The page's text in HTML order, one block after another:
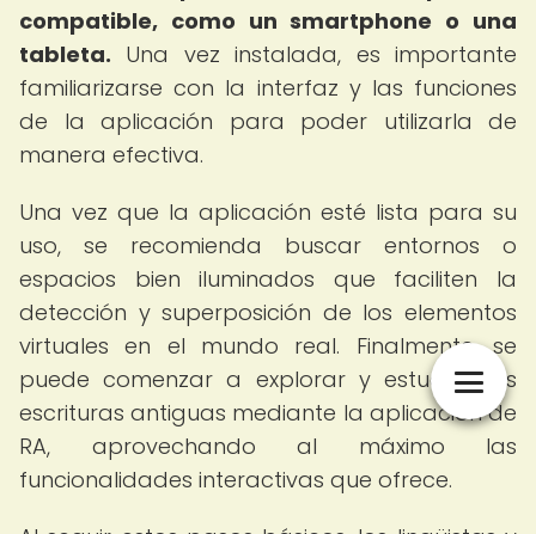
compatible, como un smartphone o una
tableta. Una vez instalada, es importante
familiarizarse con la interfaz y las funciones
de la aplicación para poder utilizarla de
manera efectiva.
Una vez que la aplicación esté lista para su
uso, se recomienda buscar entornos o
espacios bien iluminados que faciliten la
detección y superposición de los elementos
virtuales en el mundo real. Finalmente, se
puede comenzar a explorar y estudiar las
escrituras antiguas mediante la aplicación de
RA, aprovechando al máximo las
funcionalidades interactivas que ofrece.